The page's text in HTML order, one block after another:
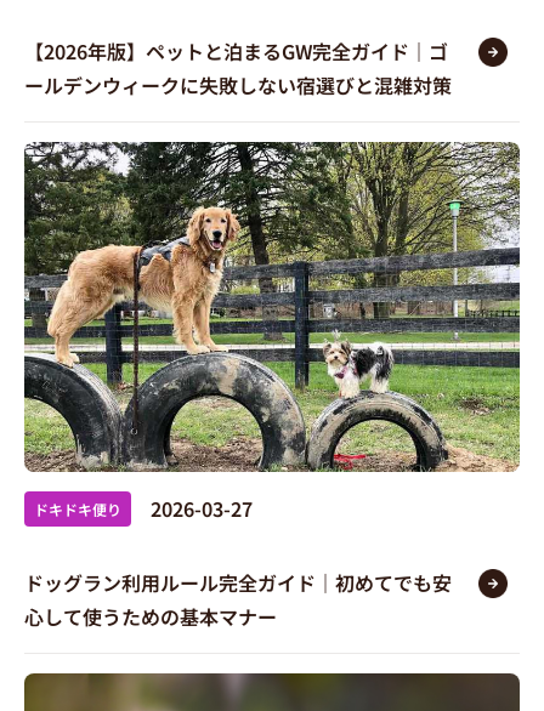
【2026年版】ペットと泊まるGW完全ガイド｜ゴ
ールデンウィークに失敗しない宿選びと混雑対策
ドキドキ便り 2026-03-27
ドッグラン利用ルール完全ガイド｜初めてでも安
心して使うための基本マナー